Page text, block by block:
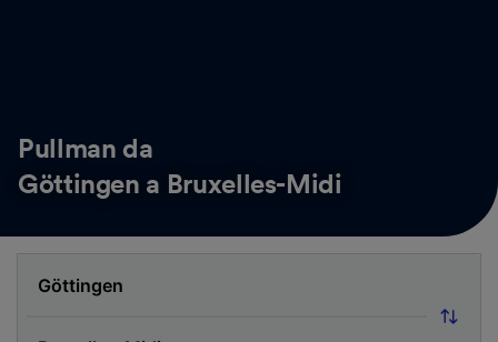
Pullman da
Göttingen a Bruxelles-Midi